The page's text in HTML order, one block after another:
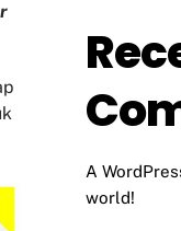
A
world!